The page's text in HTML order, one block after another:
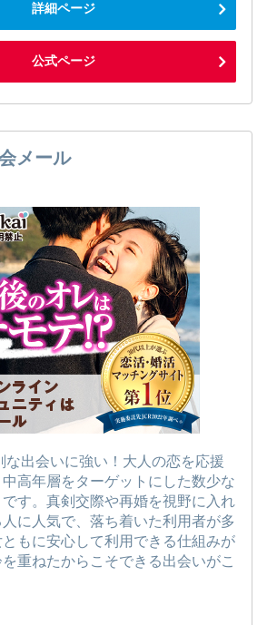
詳細ページ
公式ページ
メール
な出会いに強い！大人の恋を応援
高年層をターゲットにした数少な
す。真剣交際や再婚を視野に入れ
に人気で、落ち着いた利用者が多
もに安心して利用できる仕組みが
重ねたからこそできる出会いがこ